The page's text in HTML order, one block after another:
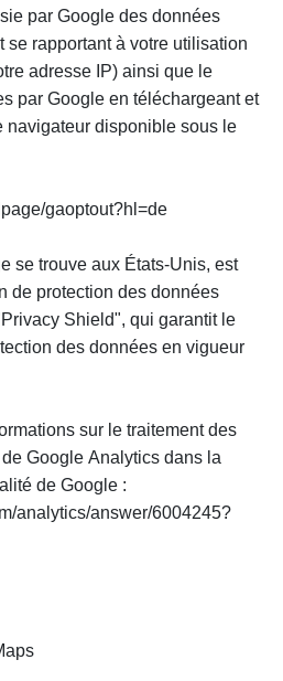
par Google des données
se rapportant à votre utilisation
adresse IP) ainsi que le
par Google en téléchargeant et
navigateur disponible sous le
gaoptout?hl=de
se trouve aux États-Unis, est
de protection des données
Shield", qui garantit le
des données en vigueur
sur le traitement des
Google Analytics dans la
de Google :
analytics/answer/6004245?